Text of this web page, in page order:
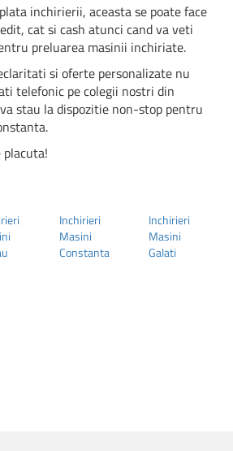
inchirierii, aceasta se poate face
cat si cash atunci cand va veti
preluarea masinii inchiriate.
si oferte personalizate nu
telefonic pe colegii nostri din
stau la dispozitie non-stop pentru
Inchirieri
Masini
Constanta
Inchirieri
Masini
Galati